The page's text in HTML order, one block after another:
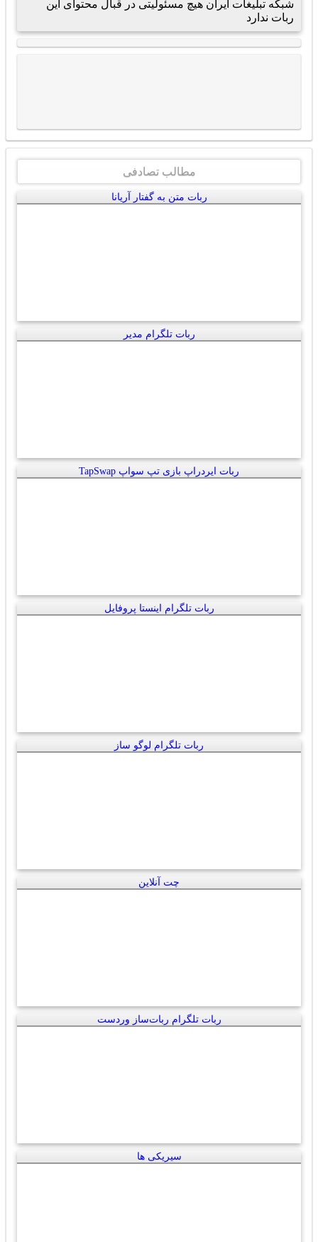
شبکه تبلیغات ایران هیچ مسئولیتی در قبال محتوای این
ربات ندارد
مطالب تصادفی
ربات متن به گفتار آریانا
ربات تلگرام مدیر
ربات ایردراپ بازی تپ سواپ TapSwap
ربات تلگرام اینستا پروفایل
ربات تلگرام لوگو ساز
چت آنلاین
ربات تلگرام ربات‌ساز وردست
سیریکی ها